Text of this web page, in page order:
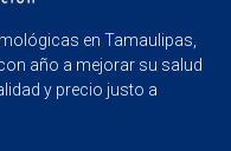
en Tamaulipas,
año a mejorar su salud
y precio justo a